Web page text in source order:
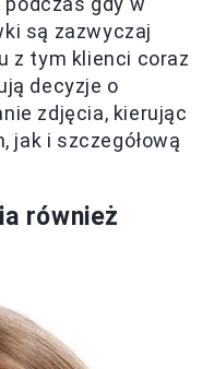
są zazwyczaj
z tym klienci coraz
decyzje o
zdjęcia, kierując
jak i szczegółową
również